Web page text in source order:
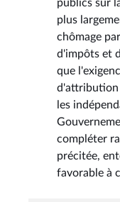
publics sur
plus
chômage
d'impôts et
que
d'attribution
les
compléter
précitée,
favorable à